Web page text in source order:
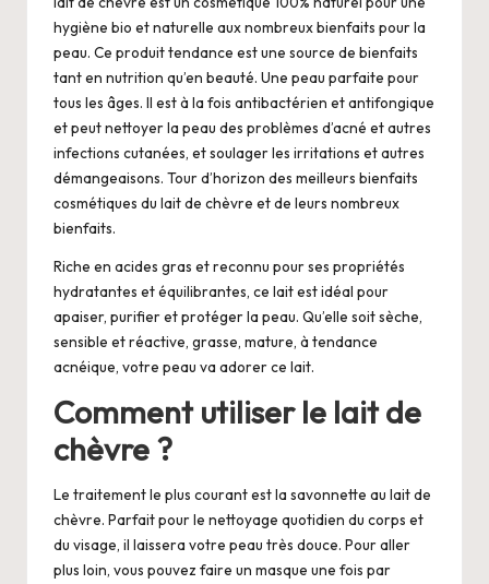
hygiène bio et naturelle aux nombreux bienfaits pour la
peau. Ce produit tendance est une source de bienfaits
tant en nutrition qu’en beauté. Une peau parfaite pour
tous les âges. Il est à la fois antibactérien et antifongique
et peut nettoyer la peau des problèmes d’acné et autres
infections cutanées, et soulager les irritations et autres
démangeaisons. Tour d’horizon des meilleurs bienfaits
cosmétiques du lait de chèvre et de leurs nombreux
bienfaits.
Riche en acides gras et reconnu pour ses propriétés
hydratantes et équilibrantes, ce lait est idéal pour
apaiser, purifier et protéger la peau. Qu’elle soit sèche,
sensible et réactive, grasse, mature, à tendance
acnéique, votre peau va adorer ce lait.
Comment utiliser le lait de
chèvre ?
Le traitement le plus courant est la savonnette au lait de
chèvre. Parfait pour le nettoyage quotidien du corps et
du visage, il laissera votre peau très douce. Pour aller
plus loin, vous pouvez faire un masque une fois par